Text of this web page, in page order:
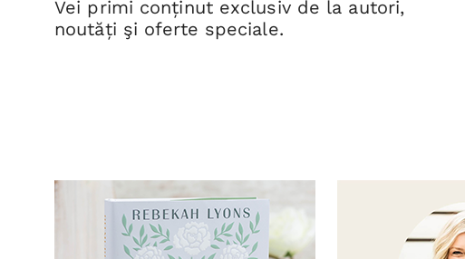
Vei primi conținut exclusiv de la autori,
noutăți şi oferte speciale.